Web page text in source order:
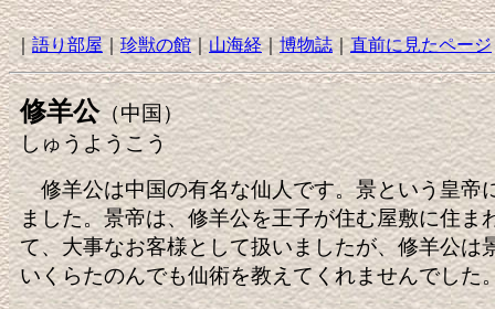
｜語り部屋｜珍獣の館｜山海経｜博物誌｜直前に見たページ
修羊公（中国）
しゅうようこう
修羊公は中国の有名な仙人です。景という皇帝
ました。景帝は、修羊公を王子が住む屋敷に住ま
て、大事なお客様として扱いましたが、修羊公は
いくらたのんでも仙術を教えてくれませんでした